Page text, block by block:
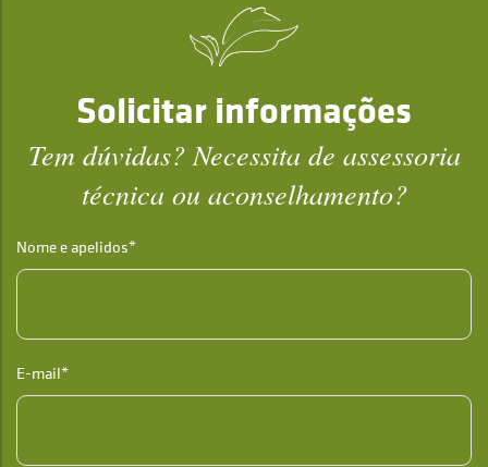
Solicitar informações
Tem dúvidas? Necessita de assessoria
técnica ou aconselhamento?
Nome e apelidos*
E-mail*